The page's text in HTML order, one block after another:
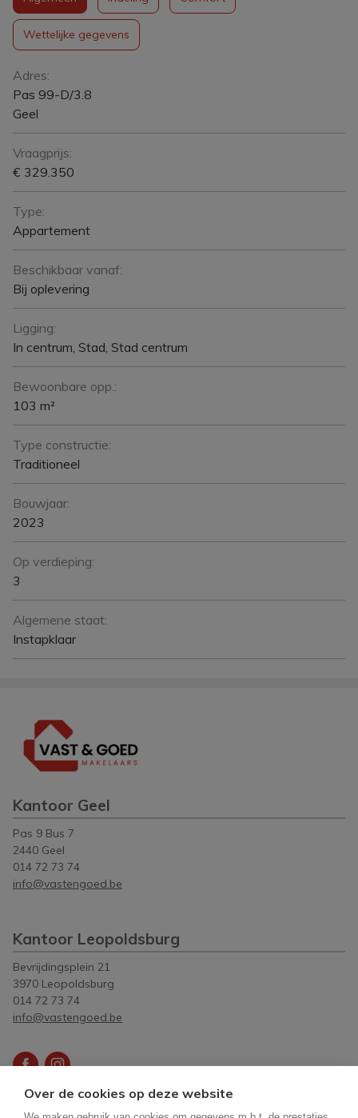
Wettelijke gegevens
Algemeen
Adres:
Pas 99-D/3.8
Geel
Vraagprijs:
€ 329.350
Type:
Appartement
Beschikbaar vanaf:
Bij oplevering
Ligging:
In centrum, Stad, Stad centrum
Bewoonbare opp.:
103 m²
Type constructie:
Traditioneel
Bouwjaar:
2023
Op verdieping:
3
Algemene staat:
Instapklaar
Kantoor Geel
Pas 9 Bus 7
2440 Geel
014 72 73 74
info@vastengoed.be
Kantoor Leopoldsburg
Bevrijdingsplein 21
3970 Leopoldsburg
014 72 73 74
info@vastengoed.be
Over de cookies op deze website